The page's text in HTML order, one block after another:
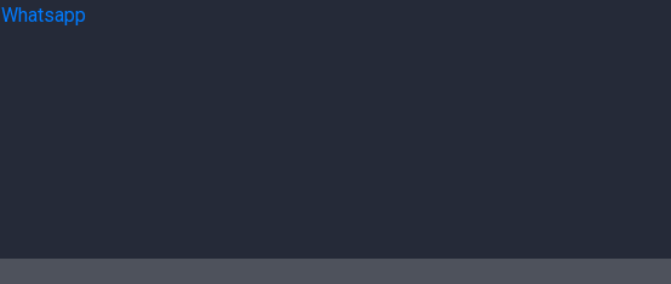
Whatsapp